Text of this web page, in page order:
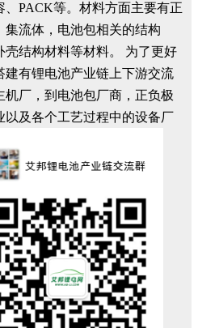
PACK等。材料方面主要有正
流体，电池包相关的结构
壳结构材料等材料。 为了更好
有锂电池产业链上下游交流
厂，到电池包厂商，正负极
及各个工艺过程中的设备厂